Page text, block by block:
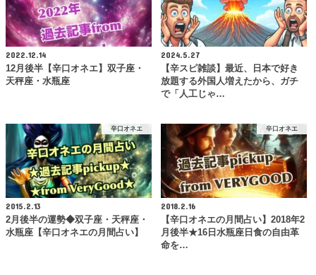
2022.12.14
12月後半【辛口オネエ】双子座・
天秤座・水瓶座
2024.5.27
【辛スピ雑談】最近、日本で好き
放題する外国人増えたから、ガチ
で「人工じゃ…
辛口オネエ
2015.2.13
2月後半の運勢◆双子座・天秤座・
水瓶座【辛口オネエの月間占い】
辛口オネエ
2018.2.16
【辛口オネエの月間占い】2018年2
月後半★16日水瓶座日食の自由革
命を…